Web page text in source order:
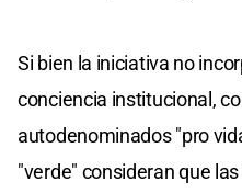
Si bien la iniciativa no
conciencia institucional,
autodenominados "pro
"verde" consideran que